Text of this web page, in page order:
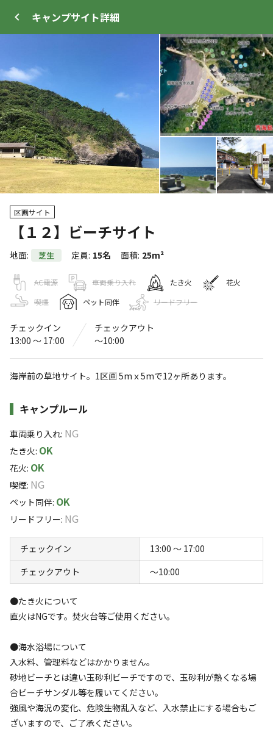
キャンプサイト詳細
区画サイト
【１２】ビーチサイト
地面: 芝生 定員: 15名 面積: 25m²
AC電源 車両乗り入れ たき火
花火
喫煙
ペット同伴 リードフリー
チェックイン
13:00 〜 17:00
チェックアウト
〜10:00
海岸前の草地サイト。1区画 5mｘ5mで12ヶ所あります。
施設詳細
キャンプルール
車両乗り入れ: NG
たき火: OK
花火: OK
喫煙: NG
ペット同伴: OK
リードフリー: NG
チェックイン
13:00 〜 17:00
チェックアウト
〜10:00
●たき火について
直火はNGです。焚火台等ご使用ください。
●海水浴場について
入水料、管理料などはかかりません。
砂地ビーチとは違い玉砂利ビーチですので、玉砂利が熱くなる場
合ビーチサンダル等を履いてください。
強風や海況の変化、危険生物乱入など、入水禁止にする場合もご
ざいますので、ご了承ください。
+37
トップ
青海島キャンプ村
4.4（18 件）
〒759-4106 長門市 仙崎紫津浦2057
Googleマップで見る
灰捨て場 水洗トイレ
海水浴場も併設のキャンプ場
日本の渚100選の１つに選ばれている青海島（おおみじ
ま）を堪能できるキャンプ場。
目の前の海では、海水浴やスキューバーダイビングが楽し
め、すぐ近くにある散策路「青海島自然研究路」を歩け
ば、 青い海に奇岩怪石が立ち並ぶ様子から別名「海上ア
ルプス」と称されるほどの美しい景色を眺めることができ
ます。
ューや、日本海の潮騒を聞きながら眠ることができるのも
魅力の１つです。
標高
8m